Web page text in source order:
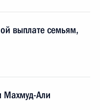
выплате семьям,
Махмуд-Али